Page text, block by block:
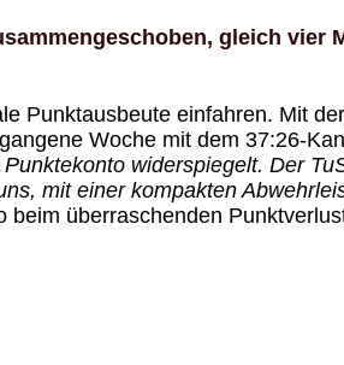
gleich vier
Punktausbeute einfahren. Mit
Woche mit dem 37:26-
widerspiegelt. Der
mit einer kompakten
überraschenden